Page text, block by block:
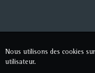
Nous utilisons des cookies
utilisateur.